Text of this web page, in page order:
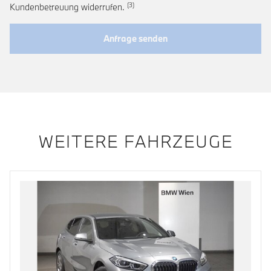
Kundenbetreuung widerrufen. Link zur Fußnote: Widerruf der
Anfrage senden
WEITERE FAHRZEUGE